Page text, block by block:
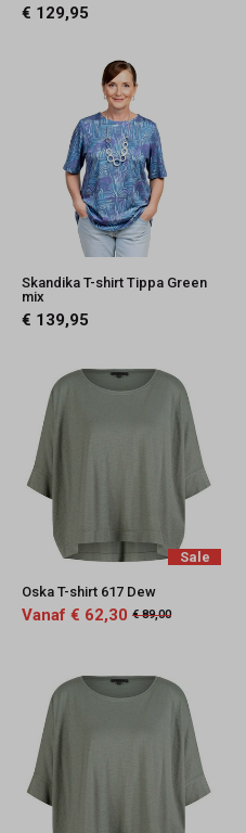
€ 129,95
Skandika T-shirt Tippa Green
mix
€ 139,95
Sale
Oska T-shirt 617 Dew
Vanaf € 62,30 € 89,00